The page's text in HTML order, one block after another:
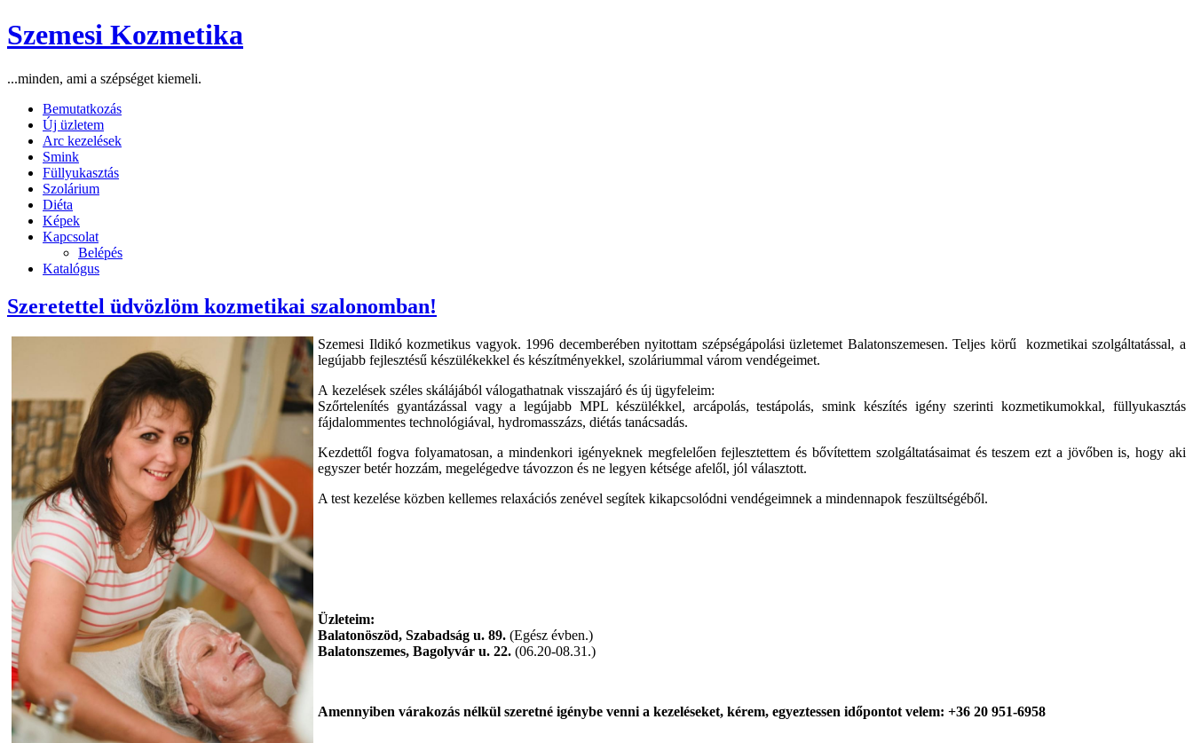
Szemesi Kozmetika
...minden, ami a szépséget kiemeli.
Bemutatkozás
Új üzletem
Arc kezelések
Smink
Füllyukasztás
Szolárium
Diéta
Képek
Kapcsolat
Belépés
Katalógus
Szeretettel üdvözlöm kozmetikai szalonomban!
Szemesi Ildikó kozmetikus vagyok. 1996 decemberében nyitottam szépségápolási üzletemet Balatonszemesen. Teljes körű kozmetikai szolgáltatással, a
legújabb fejlesztésű készülékekkel és készítményekkel, szoláriummal várom vendégeimet.
A kezelések széles skálájából válogathatnak visszajáró és új ügyfeleim:
Szőrtelenítés gyantázással vagy a legújabb MPL készülékkel, arcápolás, testápolás, smink készítés igény szerinti kozmetikumokkal, füllyukasztás
fájdalommentes technológiával, hydromasszázs, diétás tanácsadás.
Kezdettől fogva folyamatosan, a mindenkori igényeknek megfelelően fejlesztettem és bővítettem szolgáltatásaimat és teszem ezt a jövőben is, hogy aki
egyszer betér hozzám, megelégedve távozzon és ne legyen kétsége afelől, jól választott.
A test kezelése közben kellemes relaxációs zenével segítek kikapcsolódni vendégeimnek a mindennapok feszültségéből.
Üzleteim:
Balatonöszöd, Szabadság u. 89. (Egész évben.)
Balatonszemes, Bagolyvár u. 22. (06.20-08.31.)
Amennyiben várakozás nélkül szeretné igénybe venni a kezeléseket, kérem, egyeztessen időpontot velem: +36 20 951-6958